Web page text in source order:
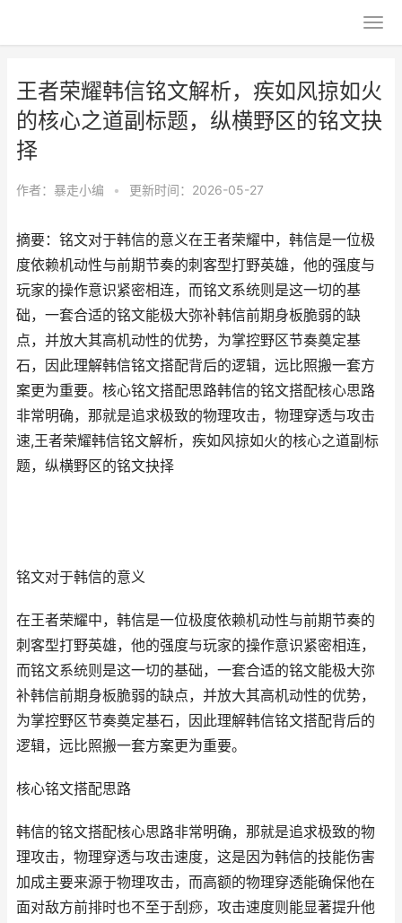
王者荣耀韩信铭文解析，疾如风掠如火
的核心之道副标题，纵横野区的铭文抉
择
作者： 暴走小编 • 更新时间：2026-05-27
摘要：铭文对于韩信的意义在王者荣耀中，韩信是一位极
度依赖机动性与前期节奏的刺客型打野英雄，他的强度与
玩家的操作意识紧密相连，而铭文系统则是这一切的基
础，一套合适的铭文能极大弥补韩信前期身板脆弱的缺
点，并放大其高机动性的优势，为掌控野区节奏奠定基
石，因此理解韩信铭文搭配背后的逻辑，远比照搬一套方
案更为重要。核心铭文搭配思路韩信的铭文搭配核心思路
非常明确，那就是追求极致的物理攻击，物理穿透与攻击
速,王者荣耀韩信铭文解析，疾如风掠如火的核心之道副标
题，纵横野区的铭文抉择
铭文对于韩信的意义
在王者荣耀中，韩信是一位极度依赖机动性与前期节奏的
刺客型打野英雄，他的强度与玩家的操作意识紧密相连，
而铭文系统则是这一切的基础，一套合适的铭文能极大弥
补韩信前期身板脆弱的缺点，并放大其高机动性的优势，
为掌控野区节奏奠定基石，因此理解韩信铭文搭配背后的
逻辑，远比照搬一套方案更为重要。
核心铭文搭配思路
韩信的铭文搭配核心思路非常明确，那就是追求极致的物
理攻击，物理穿透与攻击速度，这是因为韩信的技能伤害
加成主要来源于物理攻击，而高额的物理穿透能确保他在
面对敌方前排时也不至于刮痧，攻击速度则能显著提升他